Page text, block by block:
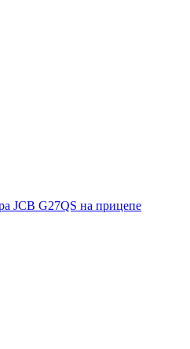
JCB G27QS на прицепе